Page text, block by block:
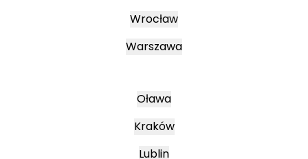
Wrocław
Warszawa
Oława
Kraków
Lublin